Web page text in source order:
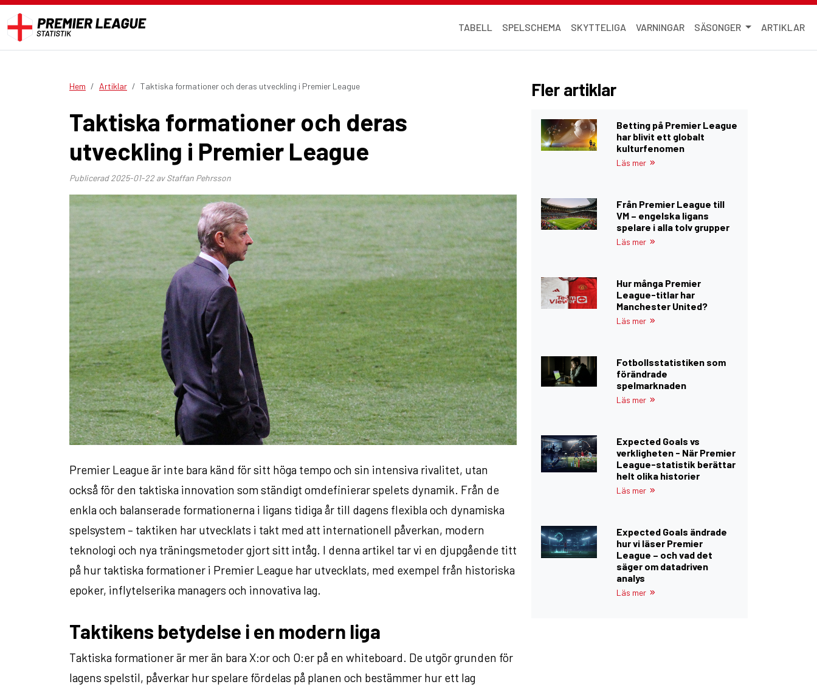
TABELL SPELSCHEMA SKYTTELIGA VARNINGAR SÄSONGER ARTIKLAR
Hem Artiklar Taktiska formationer och deras utveckling i Premier League
Taktiska formationer och deras
utveckling i Premier League
Publicerad2025-01-22av Staffan Pehrsson
Premier League är inte bara känd för sitt höga tempo och sin intensiva rivalitet, utan
också för den taktiska innovation som ständigt omdefinierar spelets dynamik. Från de
enkla och balanserade formationerna i ligans tidiga år till dagens flexibla och dynamiska
spelsystem – taktiken har utvecklats i takt med att internationell påverkan, modern
teknologi och nya träningsmetoder gjort sitt intåg. I denna artikel tar vi en djupgående titt
på hur taktiska formationer i Premier League har utvecklats, med exempel från historiska
epoker, inflytelserika managers och innovativa lag.
Taktikens betydelse i en modern liga
Taktiska formationer är mer än bara X:or och O:er på en whiteboard. De utgör grunden för
lagens spelstil, påverkar hur spelare fördelas på planen och bestämmer hur ett lag
Fler artiklar
Betting på Premier League
har blivit ett globalt
kulturfenomen
Läs mer
Från Premier League till
VM – engelska ligans
spelare i alla tolv grupper
Läs mer
Hur många Premier
League-titlar har
Manchester United?
Läs mer
Fotbollsstatistiken som
förändrade
spelmarknaden
Läs mer
Expected Goals vs
verkligheten - När Premier
League-statistik berättar
helt olika historier
Läs mer
Expected Goals ändrade
hur vi läser Premier
League – och vad det
säger om datadriven
analys
Läs mer